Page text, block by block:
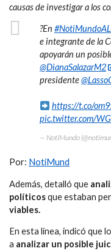
causas de investigar a los
?En
e integrante de la
apoyarán un
@DianaSalazarM2
presidente
https://t.co/
pic.twitter.com/
— NotiMundo
Por: NotiMund
Además, detalló que
políticosque estaban
viables.
En esta línea, indicó que
a analizar un posible